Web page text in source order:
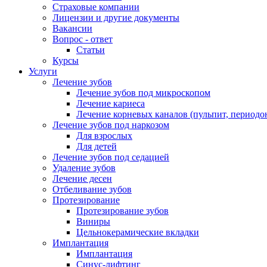
Страховые компании
Лицензии и другие документы
Вакансии
Вопрос - ответ
Статьи
Курсы
Услуги
Лечение зубов
Лечение зубов под микроскопом
Лечение кариеса
Лечение корневых каналов (пульпит,
Лечение зубов под наркозом
Для взрослых
Для детей
Лечение зубов под седацией
Удаление зубов
Лечение десен
Отбеливание зубов
Протезирование
Протезирование зубов
Виниры
Цельнокерамические вкладки
Имплантация
Имплантация
Синус-лифтинг